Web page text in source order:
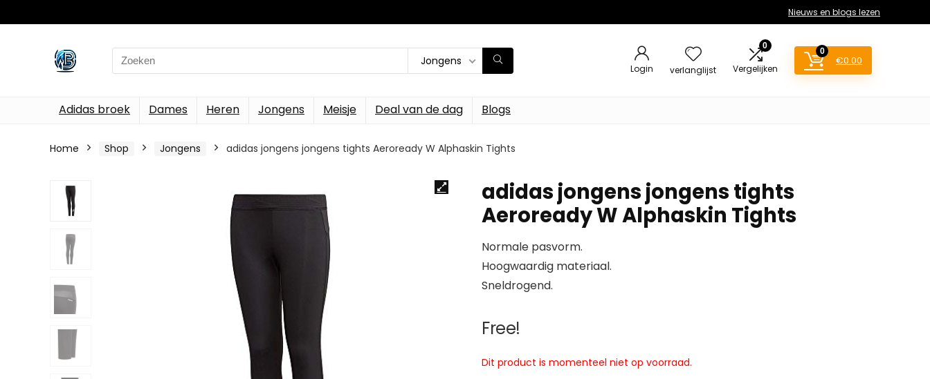
Nieuws en blogs lezen
Search
for:
Jongens
Login verlanglijst
0
Vergelijken
0
€0.00
Adidas broek Dames Heren Jongens Meisje Deal van de dag Blogs
Home Shop Jongens adidas jongens jongens tights Aeroready W Alphaskin Tights
adidas jongens jongens tights
Aeroready W Alphaskin Tights
Normale pasvorm.
Hoogwaardig materiaal.
Sneldrogend.
Free!
Dit product is momenteel niet op voorraad.